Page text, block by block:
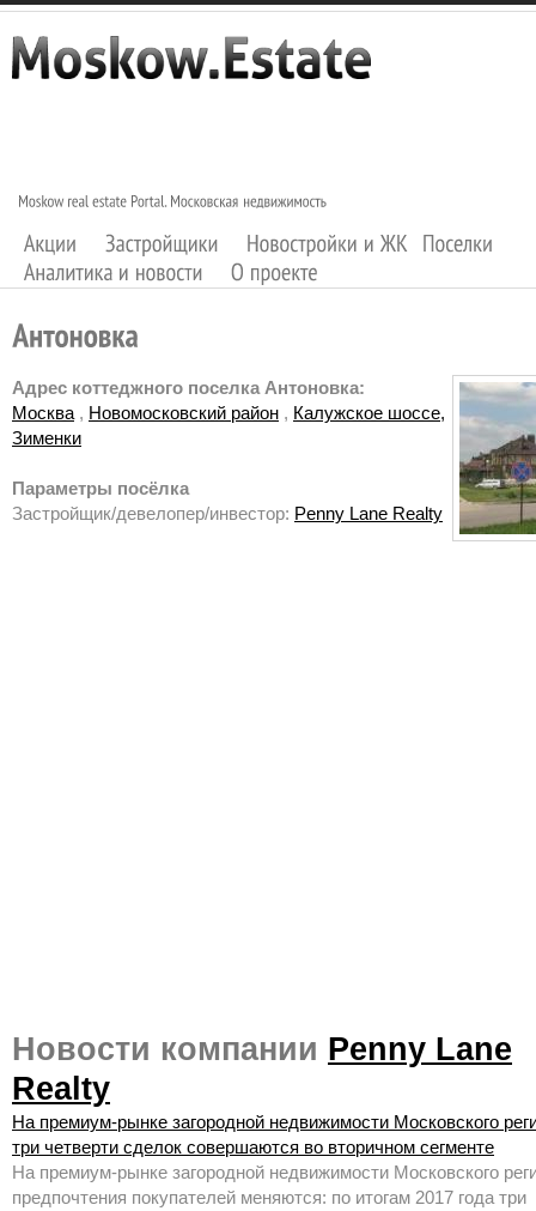
Адрес коттеджного поселка Антоновка:
Москва , Новомосковский район , Калужское шоссе,
Зименки
Параметры посёлка
Застройщик/девелопер/инвестор: Penny Lane Realty
Новости компании Penny Lane
Realty
На премиум-рынке загородной недвижимости Московского
три четверти сделок совершаются во вторичном сегменте
На премиум-рынке загородной недвижимости Московского
предпочтения покупателей меняются: по итогам 2017 года три